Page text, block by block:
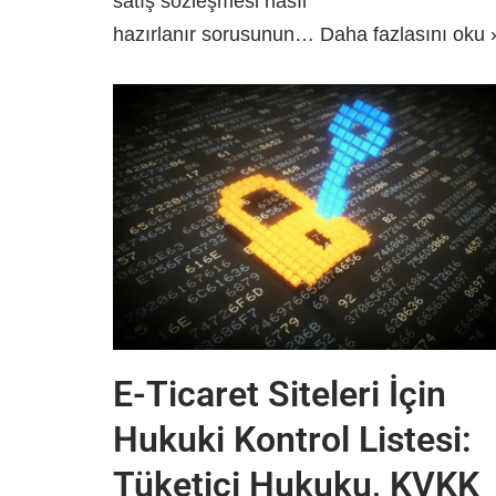
hazırlanır sorusunun… Daha fazlasını oku
E-Ticaret Siteleri İçin
Hukuki Kontrol Listesi:
Tüketici Hukuku, KVKK